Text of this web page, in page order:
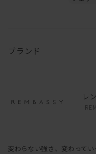
ブランド
レ
変わらない強さ、変わって